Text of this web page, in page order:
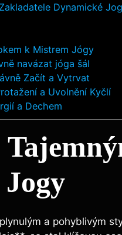
Dynamické
k Mistrem Jógy
navázat jóga šál
Začít a Vytrvat
a Uvolnění Kyčlí
a Dechem
a pohyblivým